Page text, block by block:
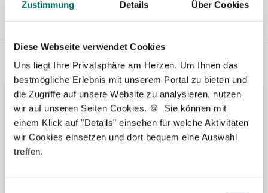
Zustimmung Details Über Cookies
Diese Webseite verwendet Cookies
Uns liegt Ihre Privatsphäre am Herzen. Um Ihnen das
bestmögliche Erlebnis mit unserem Portal zu bieten und
die Zugriffe auf unsere Website zu analysieren, nutzen
wir auf unseren Seiten Cookies. 🍪 Sie können mit
einem Klick auf "Details" einsehen für welche Aktivitäten
wir Cookies einsetzen und dort bequem eine Auswahl
treffen.
Vertreten in Wir fördern